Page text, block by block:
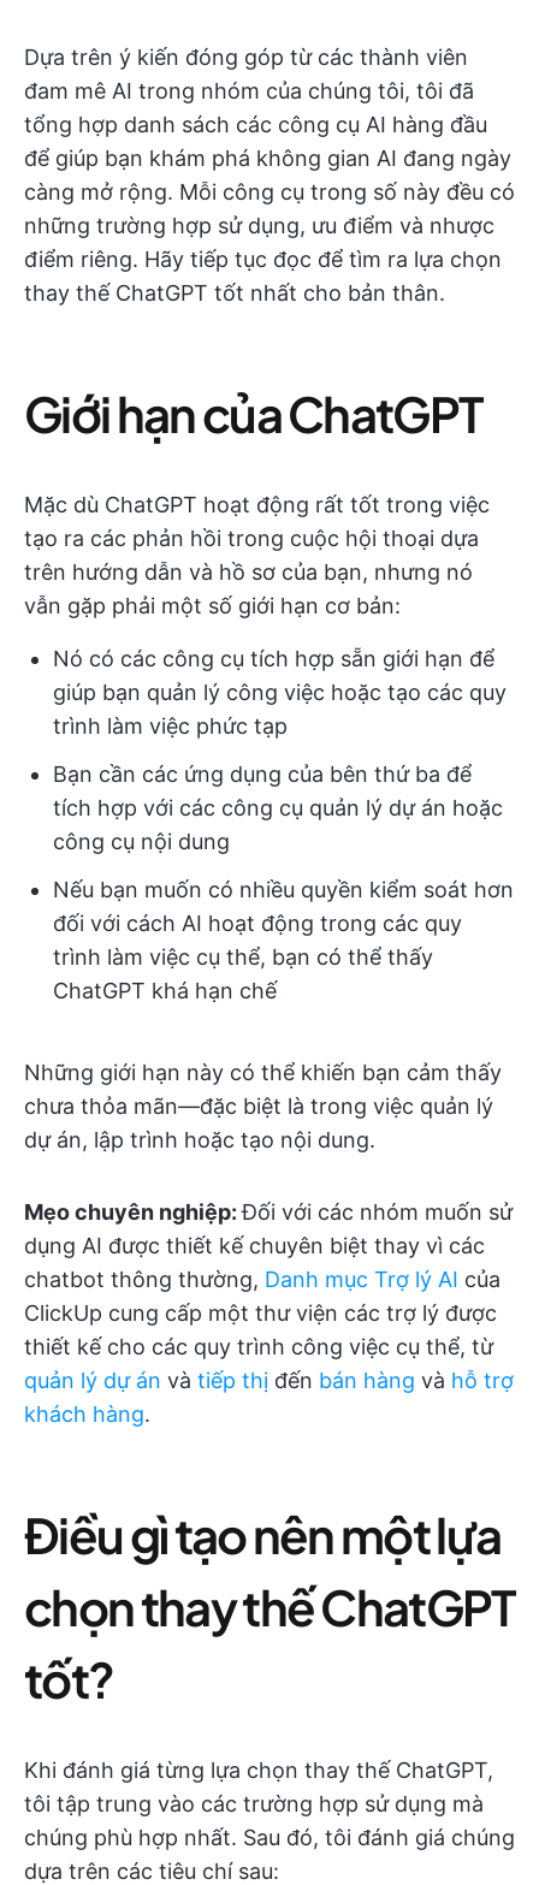
Dựa trên ý kiến đóng góp từ các thành viên
đam mê AI trong nhóm của chúng tôi, tôi đã
tổng hợp danh sách các công cụ AI hàng đầu
để giúp bạn khám phá không gian AI đang ngày
càng mở rộng. Mỗi công cụ trong số này đều có
những trường hợp sử dụng, ưu điểm và nhược
điểm riêng. Hãy tiếp tục đọc để tìm ra lựa chọn
thay thế ChatGPT tốt nhất cho bản thân.
Giới hạn của ChatGPT
Mặc dù ChatGPT hoạt động rất tốt trong việc
tạo ra các phản hồi trong cuộc hội thoại dựa
trên hướng dẫn và hồ sơ của bạn, nhưng nó
vẫn gặp phải một số giới hạn cơ bản:
Nó có các công cụ tích hợp sẵn giới hạn để
giúp bạn quản lý công việc hoặc tạo các quy
trình làm việc phức tạp
Bạn cần các ứng dụng của bên thứ ba để
tích hợp với các công cụ quản lý dự án hoặc
công cụ nội dung
Nếu bạn muốn có nhiều quyền kiểm soát hơn
đối với cách AI hoạt động trong các quy
trình làm việc cụ thể, bạn có thể thấy
ChatGPT khá hạn chế
Những giới hạn này có thể khiến bạn cảm thấy
chưa thỏa mãn—đặc biệt là trong việc quản lý
dự án, lập trình hoặc tạo nội dung.
Mẹo chuyên nghiệp:Đối với các nhóm muốn sử
dụng AI được thiết kế chuyên biệt thay vì các
chatbot thông thường, Danh mục Trợ lý AI của
ClickUp cung cấp một thư viện các trợ lý được
thiết kế cho các quy trình công việc cụ thể, từ
quản lý dự án và tiếp thị đến bán hàng và hỗ trợ
khách hàng.
Điều gì tạo nên một lựa
chọn thay thế ChatGPT
tốt?
Khi đánh giá từng lựa chọn thay thế ChatGPT,
tôi tập trung vào các trường hợp sử dụng mà
chúng phù hợp nhất. Sau đó, tôi đánh giá chúng
dựa trên các tiêu chí sau: